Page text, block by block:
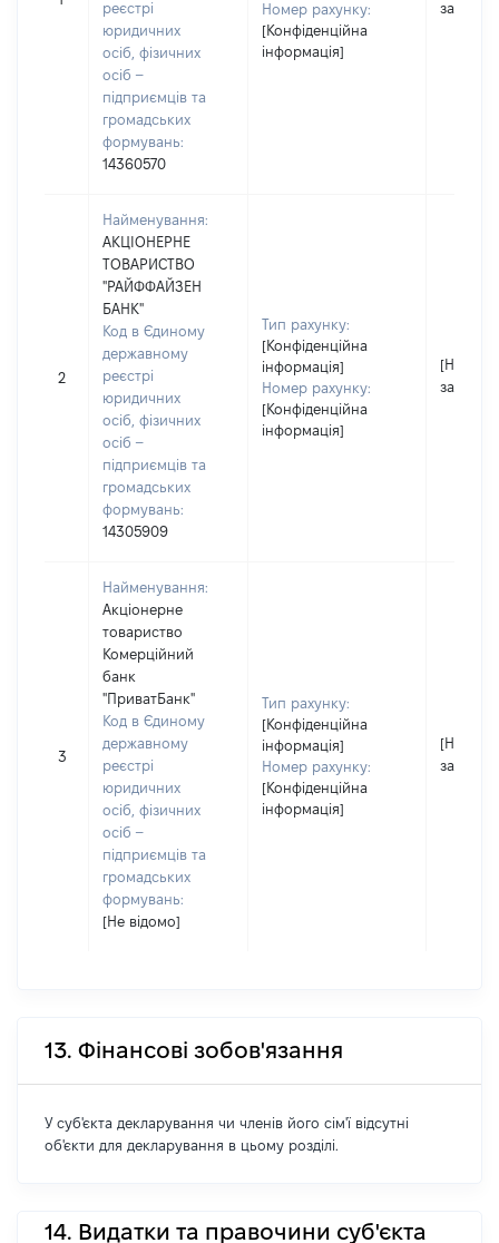
реєстрі
юридичних
осіб, фізичних
осіб –
підприємців та
громадських
формувань:
14360570
Номер рахунку:
[Конфіденційна
інформація]
2
Найменування:
АКЦІОНЕРНЕ
ТОВАРИСТВО
"РАЙФФАЙЗЕН
БАНК"
Код в Єдиному
державному
реєстрі
юридичних
осіб, фізичних
осіб –
підприємців та
громадських
формувань:
14305909
Тип рахунку:
[Конфіденційна
інформація]
Номер рахунку:
[Конфіденційна
інформація]
[Не
3
Найменування:
Акціонерне
товариство
Комерційний
банк
"ПриватБанк"
Код в Єдиному
державному
реєстрі
юридичних
осіб, фізичних
осіб –
підприємців та
громадських
формувань:
[Не відомо]
Тип рахунку:
[Конфіденційна
інформація]
Номер рахунку:
[Конфіденційна
інформація]
[Не
13. Фінансові зобов'язання
У суб'єкта декларування чи членів його сім'ї відсутні
об'єкти для декларування в цьому розділі.
14. Видатки та правочини суб'єкта